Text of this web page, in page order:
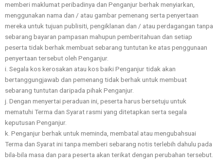
memberi maklumat peribadinya dan Penganjur berhak menyiarkan,
menggunakan nama dan / atau gambar pemenang serta penyertaan
mereka untuk tujuan publisiti, pengiklanan dan / atau perdagangan tanpa
sebarang bayaran pampasan mahupun pemberitahuan dan setiap
peserta tidak berhak membuat sebarang tuntutan ke atas penggunaan
penyertaan tersebut oleh Penganjur.
i. Segala kos kerosakan atau kos baiki Penganjur tidak akan
bertanggungjawab dan pemenang tidak berhak untuk membuat
sebarang tuntutan daripada pihak Penganjur.
j. Dengan menyertai peraduan ini, peserta harus bersetuju untuk
mematuhi Terma dan Syarat rasmi yang ditetapkan serta segala
keputusan Penganjur.
k. Penganjur berhak untuk meminda, membatal atau mengubahsuai
Terma dan Syarat ini tanpa memberi sebarang notis terlebih dahulu pada
bila-bila masa dan para peserta akan terikat dengan perubahan tersebut.